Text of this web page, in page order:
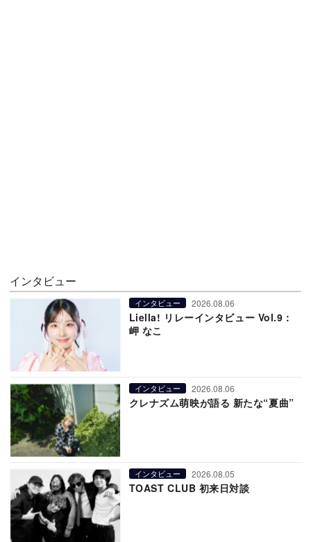
インタビュー
インタビュー 2026.08.06
Liella! リレーインタビュー Vol.9：
岬 なこ
インタビュー 2026.08.06
クレナズム萌映が語る 新たな“夏曲”
インタビュー 2026.08.05
TOAST CLUB 初来日対談